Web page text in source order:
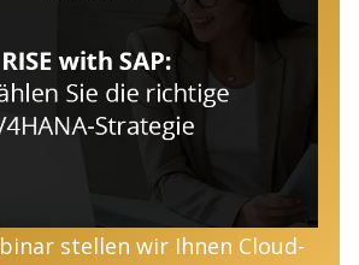
stellen wir Ihnen Cloud-